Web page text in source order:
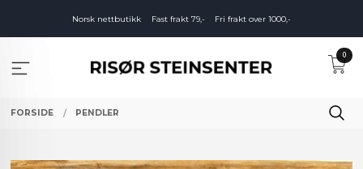
innholdet
Norsk nettbutikk Fast frakt 79,- Fri frakt over 1000,-
0
FORSIDE PENDLER